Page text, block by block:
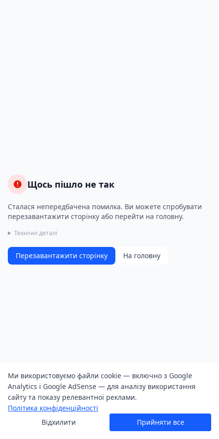
Щось пішло не так
Сталася непередбачена помилка. Ви можете спробувати
перезавантажити сторінку або перейти на головну.
Технічні деталі
Перезавантажити сторінку На головну
Ми використовуємо файли cookie — включно з Google
Analytics і Google AdSense — для аналізу використання
сайту та показу релевантної реклами.
Політика конфіденційності
Відхилити
Прийняти все